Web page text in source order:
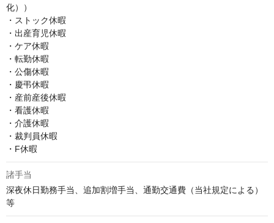
化））
・ストック休暇
・出産育児休暇
・ケア休暇
・転勤休暇
・公傷休暇
・慶弔休暇
・産前産後休暇
・看護休暇
・介護休暇
・裁判員休暇
・F休暇
諸手当
深夜休日勤務手当、追加割増手当、通勤交通費（当社規定による）
等